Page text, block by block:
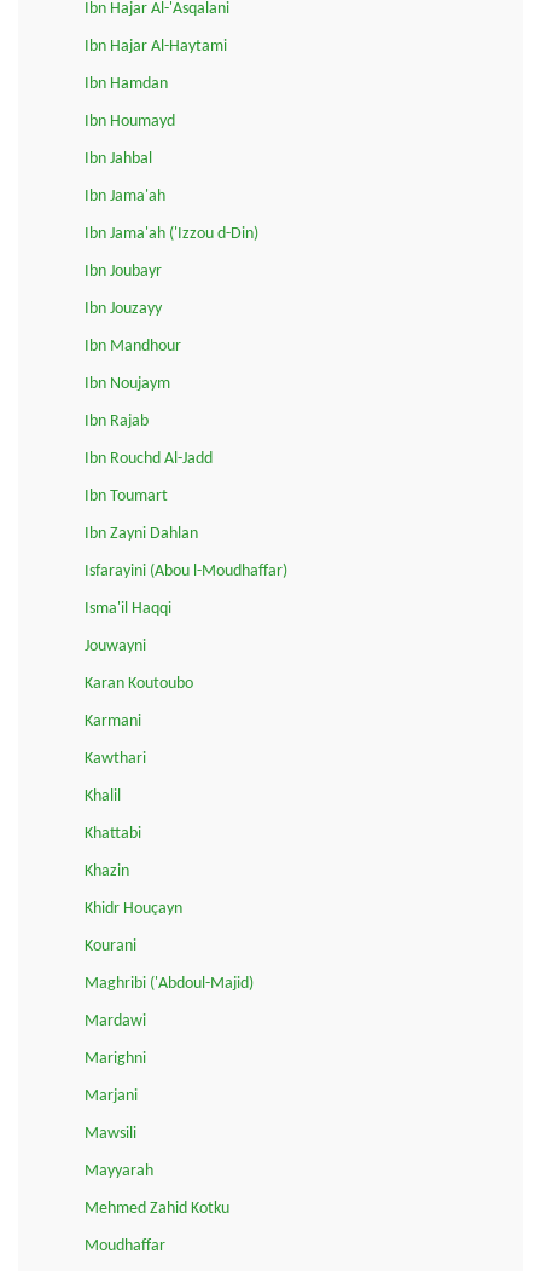
Ibn Hajar Al-'Asqalani
Ibn Hajar Al-Haytami
Ibn Hamdan
Ibn Houmayd
Ibn Jahbal
Ibn Jama'ah
Ibn Jama'ah ('Izzou d-Din)
Ibn Joubayr
Ibn Jouzayy
Ibn Mandhour
Ibn Noujaym
Ibn Rajab
Ibn Rouchd Al-Jadd
Ibn Toumart
Ibn Zayni Dahlan
Isfarayini (Abou l-Moudhaffar)
Isma'il Haqqi
Jouwayni
Karan Koutoubo
Karmani
Kawthari
Khalil
Khattabi
Khazin
Khidr Houçayn
Kourani
Maghribi ('Abdoul-Majid)
Mardawi
Marighni
Marjani
Mawsili
Mayyarah
Mehmed Zahid Kotku
Moudhaffar